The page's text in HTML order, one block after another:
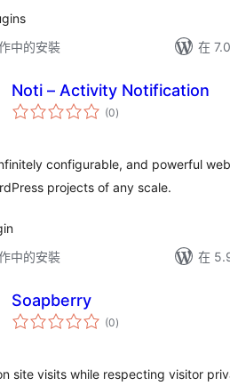
中的安裝
在
Noti – Activity Notification
(0總
評)
configurable, and powerful
projects of any scale.
中的安裝
在
Soapberry
(0總
評)
site visits while respecting visitor